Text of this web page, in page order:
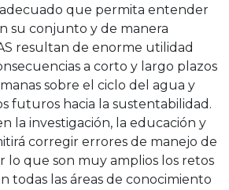
que permita entender
su conjunto y de manera
resultan de enorme utilidad
a corto y largo plazos
sobre el ciclo del agua y
futuros hacia la sustentabilidad.
la investigación, la educación y
corregir errores de manejo de
lo que son muy amplios los retos
todas las áreas de conocimiento